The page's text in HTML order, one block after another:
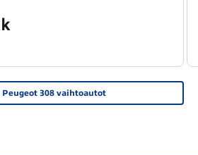
Peugeot 308 vaihtoautot